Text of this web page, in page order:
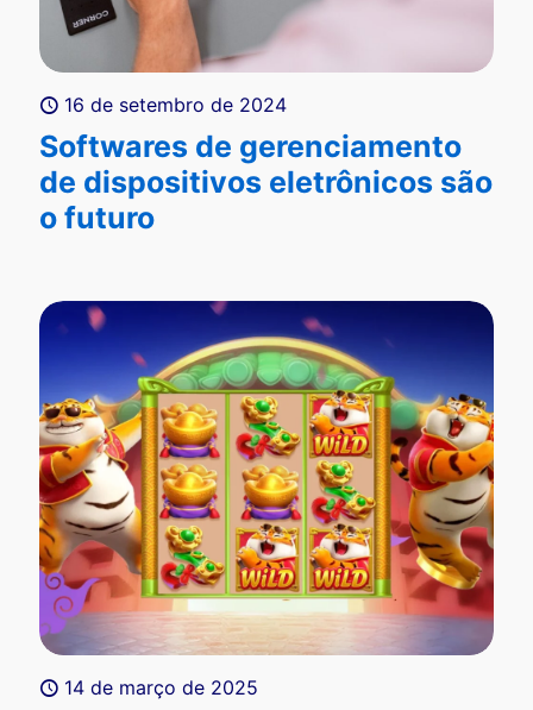
16 de setembro de 2024
Softwares de gerenciamento
de dispositivos eletrônicos são
o futuro
14 de março de 2025